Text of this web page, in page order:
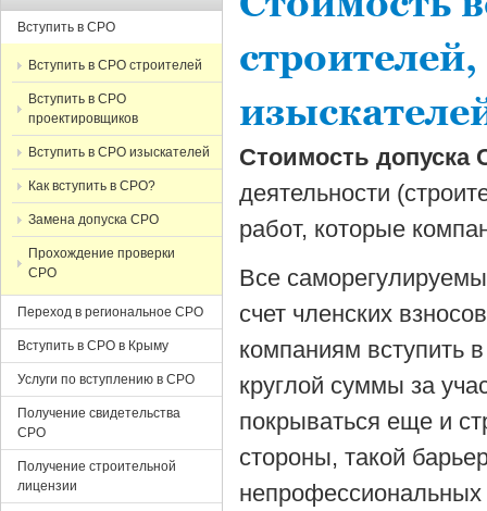
Стоимость допуска
деятельности
работ, которые
Все
счет членских
компаниям вступить
круглой суммы за
покрываться еще и
стороны, такой
непрофессиональных
Вступить в СРО
Вступить в СРО строителей
Вступить в СРО
проектировщиков
Вступить в СРО изыскателей
Как вступить в СРО?
Замена допуска СРО
Прохождение проверки
СРО
Переход в региональное СРО
Вступить в СРО в Крыму
Услуги по вступлению в СРО
Получение свидетельства
СРО
Получение строительной
лицензии